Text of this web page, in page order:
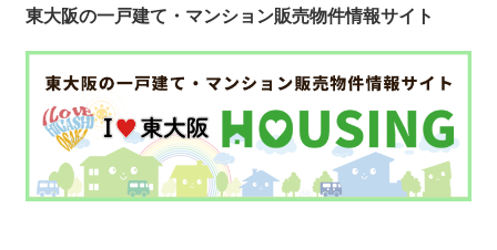
東大阪の一戸建て・マンション販売物件情報サイト